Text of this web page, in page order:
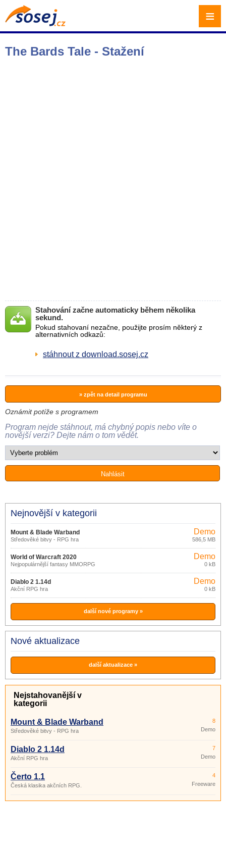
The Bards Tale - Stažení
Stahování začne automaticky během několika
sekund.
Pokud stahovaní nezačne, použijte prosím některý z
alternativních odkazů:
stáhnout z download.sosej.cz
» zpět na detail programu
Oznámit potíže s programem
Program nejde stáhnout, má chybný popis nebo víte o
novější verzi? Dejte nám o tom vědět.
Nejnovější v kategorii
Mount & Blade Warband
Středověké bitvy - RPG hra
Demo
586,5 MB
World of Warcraft 2020
Nejpopulárnější fantasy MMORPG
Demo
0 kB
Diablo 2 1.14d
Akční RPG hra
Demo
0 kB
další nové programy »
Nové aktualizace
další aktualizace »
Nejstahovanější v
kategorii
Mount & Blade Warband
Středověké bitvy - RPG hra
8
Demo
Diablo 2 1.14d
Akční RPG hra
7
Demo
Čerto 1.1
Česká klasika akčních RPG.
4
Freeware
≡